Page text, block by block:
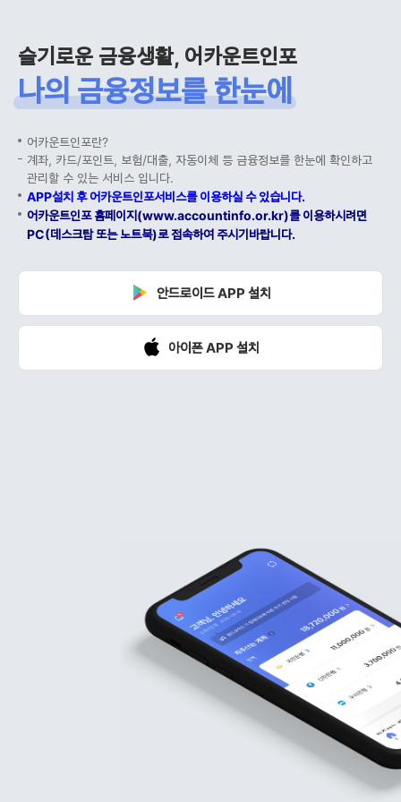
슬기로운 금융생활, 어카운트인포
나의 금융정보를 한눈에
어카운트인포란?
계좌, 카드/포인트, 보험/대출, 자동이체 등 금융정보를 한눈에 확인하고
관리할 수 있는 서비스 입니다.
APP설치 후 어카운트인포서비스를 이용하실 수 있습니다.
어카운트인포 홈페이지(www.accountinfo.or.kr)를 이용하시려면
PC(데스크탑 또는 노트북)로 접속하여 주시기바랍니다.
안드로이드 APP 설치
아이폰 APP 설치